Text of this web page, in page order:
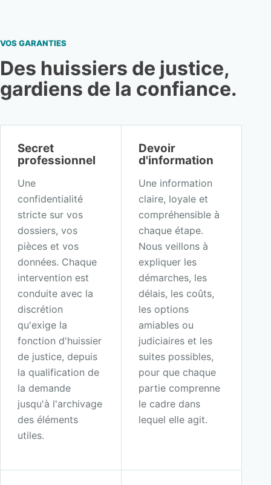
VOS GARANTIES
Des huissiers de justice,
gardiens de la confiance.
Secret
professionnel
Une
confidentialité
stricte sur vos
dossiers, vos
pièces et vos
données. Chaque
intervention est
conduite avec la
discrétion
qu'exige la
fonction d'huissier
de justice, depuis
la qualification de
la demande
jusqu'à l'archivage
des éléments
utiles.
Devoir
d'information
Une information
claire, loyale et
compréhensible à
chaque étape.
Nous veillons à
expliquer les
démarches, les
délais, les coûts,
les options
amiables ou
judiciaires et les
suites possibles,
pour que chaque
partie comprenne
le cadre dans
lequel elle agit.